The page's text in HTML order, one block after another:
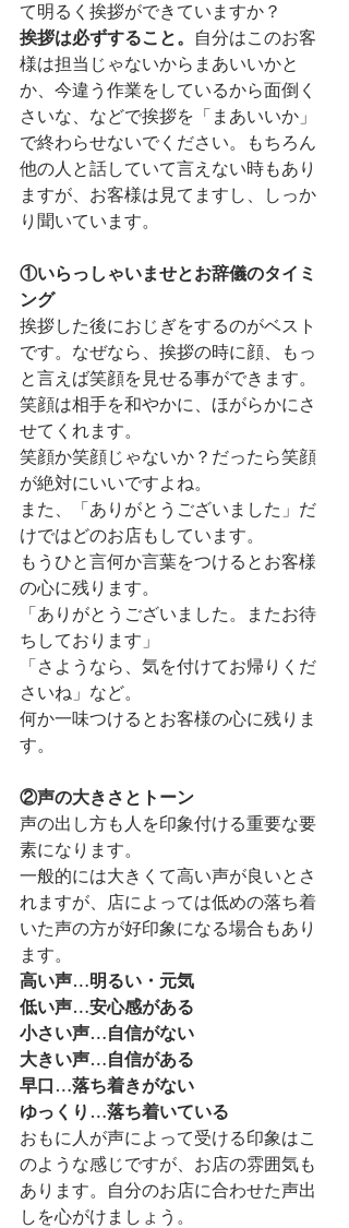
て明るく挨拶ができていますか？
挨拶は必ずすること。
自分はこのお客
様は担当じゃないからまあいいかと
か、今違う作業をしているから面倒く
さいな、などで挨拶を「まあいいか」
で終わらせないでください。もちろん
他の人と話していて言えない時もあり
ますが、お客様は見てますし、しっか
り聞いています。
①いらっしゃいませとお辞儀のタイミ
ング
挨拶した後におじぎをするのがベスト
です。なぜなら、挨拶の時に顔、もっ
と言えば笑顔を見せる事ができます。
笑顔は相手を和やかに、ほがらかにさ
せてくれます。
笑顔か笑顔じゃないか？だったら笑顔
が絶対にいいですよね。
また、「ありがとうございました」だ
けではどのお店もしています。
もうひと言何か言葉をつけるとお客様
の心に残ります。
「ありがとうございました。またお待
ちしております」
「さようなら、気を付けてお帰りくだ
さいね」など。
何か一味つけるとお客様の心に残りま
す。
②声の大きさとトーン
声の出し方も人を印象付ける重要な要
素になります。
一般的には大きくて高い声が良いとさ
れますが、店によっては低めの落ち着
いた声の方が好印象になる場合もあり
ます。
高い声…明るい・元気
低い声…安心感がある
小さい声…自信がない
大きい声…自信がある
早口…落ち着きがない
ゆっくり…落ち着いている
おもに人が声によって受ける印象はこ
のような感じですが、お店の雰囲気も
あります。自分のお店に合わせた声出
しを心がけましょう。